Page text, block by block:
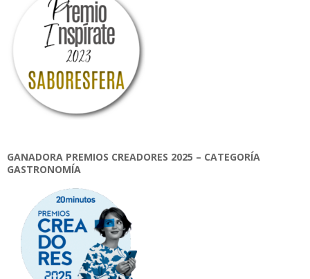
GANADORA PREMIOS CREADORES 2025 – CATEGORÍA
GASTRONOMÍA